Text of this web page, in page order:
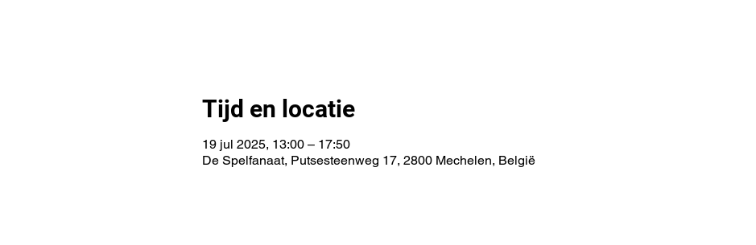
Tijd en locatie
19 jul 2025, 13:00 – 17:50
De Spelfanaat, Putsesteenweg 17, 2800 Mechelen, België